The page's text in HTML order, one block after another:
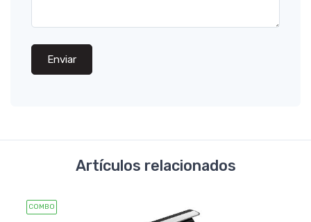
Enviar
Artículos relacionados
COMBO